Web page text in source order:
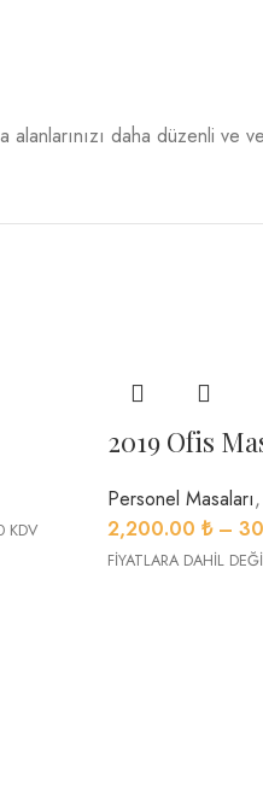
alanlarınızı daha düzenli ve
KDV
2019 Ofis
Personel Masaları,
2,200.00 ₺ –
FİYATLARA DAHİL